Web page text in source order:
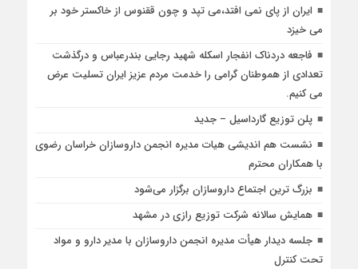
ایران از پای نمی افتد،می تپد و چون ققنوس از خاکستر خود بر
می خیزد
فاجعه دردناک انفجار اسکله شهید رجایی بندرعباس و درگذشت
تعدادی از هموطنان گرامی را خدمت مردم عزیز ایران تسلیت عرض
می کنیم.
پلن توزیع گارداسیل – جدید
نشست هم اندیشی هیات مدیره انجمن داروسازان خراسان رضوی
با همکاران محترم
بزرگ ترین اجتماع داروسازان برگزار می‌شود
همایش سالانه شرکت توزیع رازی در مشهد
جلسه دیدار هیأت مدیره انجمن داروسازان با مدیر دارو و مواد
تحت کنترل